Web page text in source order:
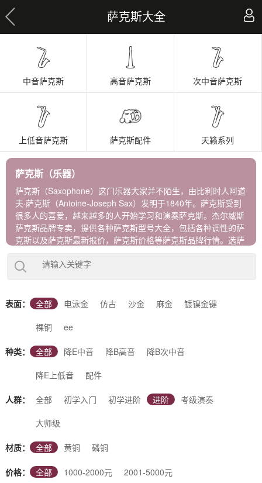
萨克斯大全
中音萨克斯 高音萨克斯 次中音萨克斯
上低音萨克斯 萨克斯配件 天籁系列
萨克斯（乐器）
萨克斯（Saxophone）这门乐器大家并不陌生，由比利时人阿道
夫·萨克斯（Antoine-Joseph Sax）发明于1840年。萨克斯受到
很多人的喜爱，越来越多的人开始学习和演奏萨克斯。杰尔威斯
萨克斯品牌专卖，提供各种萨克斯型号大全，包括各种调性的萨
克斯以及萨克斯最新报价，萨克斯价格等萨克斯品牌行情。选萨
下几类：（降E调）中音萨克斯、（降B调）次中音萨克斯、（降
B调）高音萨克斯、（降E调）上低音萨克斯、（降B调）高音小
学进阶萨克斯、考级演奏萨克斯、专业演奏萨克斯、大师级萨克
斯等不同调性、不同表面、不同材质的萨克斯。同时也支持您根
据自己的喜好进行定制。杰尔威斯，好音质的选择！
表面： 全部 电泳金 仿古 沙金 麻金
镀镍金键
裸铜
ee
种类： 全部 降E中音 降B高音
降B次中音
降E上低音
配件
人群： 全部 初学入门 初学进阶 进阶
考级演奏
大师级
材质： 全部 黄铜 磷铜
价格： 全部 1000-2000元
2001-5000元